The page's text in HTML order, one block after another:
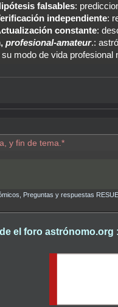
falsables:
independiente:
constante:
profesional-amateur.:
su modo de vida profesional
y fin de tema.*
Preguntas y respuestas
el foro astrónomo.org